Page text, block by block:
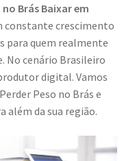
Brás Baixar em
constante crescimento
para quem realmente
No cenário Brasileiro
digital. Vamos
Peso no Brás e
além da sua região.